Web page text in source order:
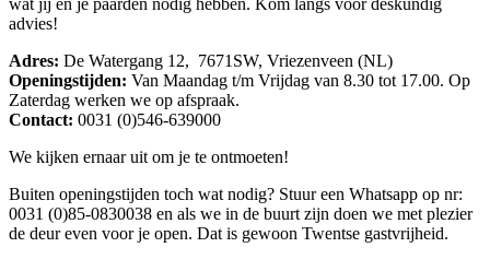
advies!
Adres: De Watergang 12, 7671SW, Vriezenveen (NL)
Openingstijden: Van Maandag t/m Vrijdag van 8.30 tot 17.00. Op
Zaterdag werken we op afspraak.
Contact: 0031 (0)546-639000
We kijken ernaar uit om je te ontmoeten!
Buiten openingstijden toch wat nodig? Stuur een Whatsapp op nr:
0031 (0)85-0830038 en als we in de buurt zijn doen we met plezier
de deur even voor je open. Dat is gewoon Twentse gastvrijheid.